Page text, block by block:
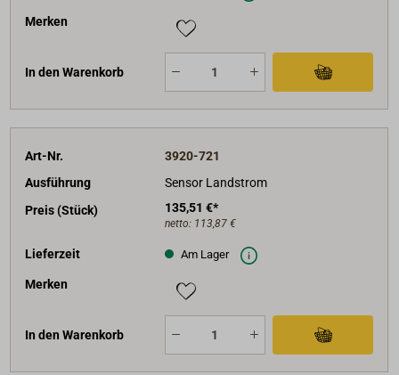
Merken
In den Warenkorb
Art-Nr.
3920-721
Ausführung
Sensor Landstrom
Preis (Stück)
135,51 €*
netto: 113,87 €
Lieferzeit Am Lager
Merken
In den Warenkorb